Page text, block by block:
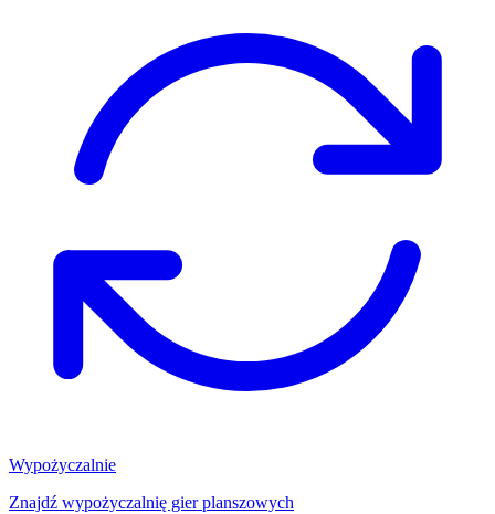
Wypożyczalnie
Znajdź wypożyczalnię gier planszowych